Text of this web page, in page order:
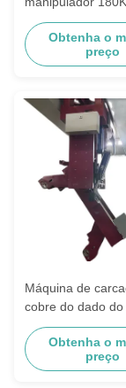
morre máquina
Obtenha o
preço
Máquina de
cobre do dado do
da baixa pressão
torneira do
Obtenha o
preço